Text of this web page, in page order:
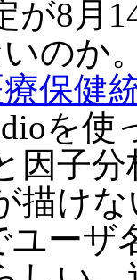
が8月
のか
療保健
を
因子
描け
ユー